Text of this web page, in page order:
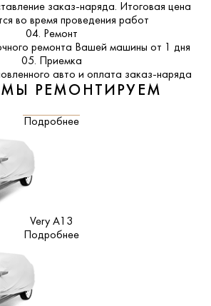
заказ-наряда. Итоговая цена
во время проведения работ
04. Ремонт
ремонта Вашей машины от 1 дня
05. Приемка
авто и оплата заказ-наряда
МЫ РЕМОНТИРУЕМ
Подробнее
Very A13
Подробнее